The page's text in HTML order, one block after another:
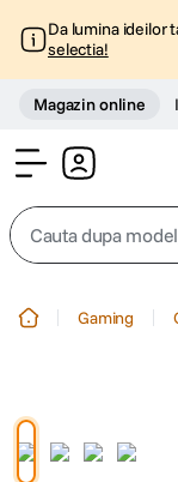
Da lumina ideilor
selectia!
Magazin online
Cauta dupa model,
Gaming